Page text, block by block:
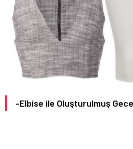
-Elbise ile Oluşturulmuş